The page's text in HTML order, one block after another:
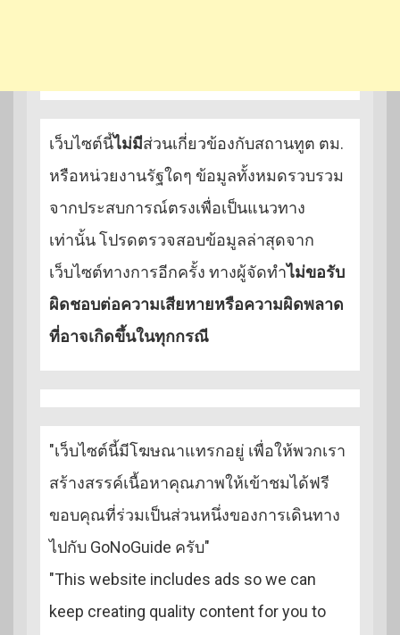
เว็บไซต์นี้ไม่มีส่วนเกี่ยวข้องกับสถานทูต ตม.
หรือหน่วยงานรัฐใดๆ ข้อมูลทั้งหมดรวบรวม
จากประสบการณ์ตรงเพื่อเป็นแนวทาง
เท่านั้น โปรดตรวจสอบข้อมูลล่าสุดจาก
เว็บไซต์ทางการอีกครั้ง ทางผู้จัดทำไม่ขอรับ
ผิดชอบต่อความเสียหายหรือความผิดพลาด
ที่อาจเกิดขึ้นในทุกกรณี
"เว็บไซต์นี้มีโฆษณาแทรกอยู่ เพื่อให้พวกเรา
สร้างสรรค์เนื้อหาคุณภาพให้เข้าชมได้ฟรี
ขอบคุณที่ร่วมเป็นส่วนหนึ่งของการเดินทาง
ไปกับ GoNoGuide ครับ"
"This website includes ads so we can
keep creating quality content for you to